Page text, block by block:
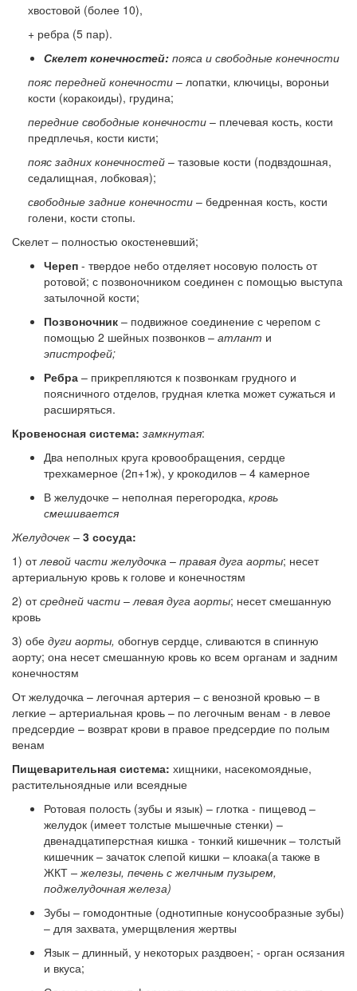
хвостовой (более 10),
+ ребра (5 пар).
Скелет конечностей: пояса и свободные конечности
пояс передней конечности – лопатки, ключицы, вороньи
кости (коракоиды), грудина;
передние свободные конечности – плечевая кость, кости
предплечья, кости кисти;
пояс задних конечностей – тазовые кости (подвздошная,
седалищная, лобковая);
свободные задние конечности – бедренная кость, кости
голени, кости стопы.
Скелет – полностью окостеневший;
Череп - твердое небо отделяет носовую полость от
ротовой; с позвоночником соединен с помощью выступа
затылочной кости;
Позвоночник – подвижное соединение с черепом с
помощью 2 шейных позвонков – атлант и
эпистрофей;
Ребра – прикрепляются к позвонкам грудного и
поясничного отделов, грудная клетка может сужаться и
расширяться.
Кровеносная система: замкнутая:
Два неполных круга кровообращения, сердце
трехкамерное (2п+1ж), у крокодилов – 4 камерное
В желудочке – неполная перегородка, кровь
смешивается
Желудочек – 3 сосуда:
1) отлевой части желудочка – правая дуга аорты; несет
артериальную кровь к голове и конечностям
2) отсредней части – левая дуга аорты; несет смешанную
кровь
3) обе дуги аорты, обогнув сердце, сливаются в спинную
аорту; она несет смешанную кровь ко всем органам и задним
конечностям
От желудочка – легочная артерия – с венозной кровью – в
легкие – артериальная кровь – по легочным венам - в левое
предсердие – возврат крови в правое предсердие по полым
венам
Пищеварительная система: хищники, насекомоядные,
растительноядные или всеядные
Ротовая полость (зубы и язык) – глотка - пищевод –
желудок (имеет толстые мышечные стенки) –
двенадцатиперстная кишка - тонкий кишечник – толстый
кишечник – зачаток слепой кишки – клоака(а также в
ЖКТ – железы, печень с желчным пузырем,
поджелудочная железа)
Зубы – гомодонтные (однотипные конусообразные зубы)
– для захвата, умерщвления жертвы
Язык – длинный, у некоторых раздвоен; - орган осязания
и вкуса;